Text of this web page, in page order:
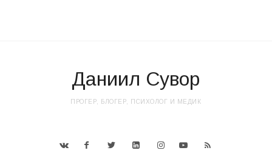
Даниил Сувор
ПРОГЕР, БЛОГЕР, ПСИХОЛОГ И МЕДИК